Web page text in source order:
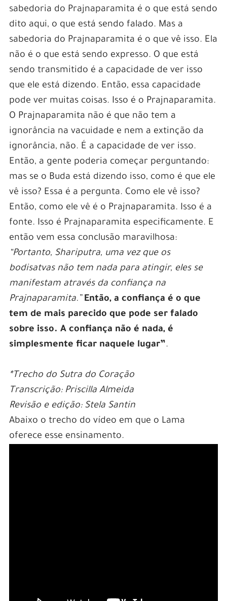
sabedoria do Prajnaparamita é o que está sendo
dito aqui, o que está sendo falado. Mas a
sabedoria do Prajnaparamita é o que vê isso. Ela
não é o que está sendo expresso. O que está
sendo transmitido é a capacidade de ver isso
que ele está dizendo. Então, essa capacidade
pode ver muitas coisas. Isso é o Prajnaparamita.
O Prajnaparamita não é que não tem a
ignorância na vacuidade e nem a extinção da
ignorância, não. É a capacidade de ver isso.
Então, a gente poderia começar perguntando:
mas se o Buda está dizendo isso, como é que ele
vê isso? Essa é a pergunta. Como ele vê isso?
Então, como ele vê é o Prajnaparamita. Isso é a
fonte. Isso é Prajnaparamita especificamente. E
então vem essa conclusão maravilhosa:
“Portanto, Shariputra, uma vez que os
bodisatvas não tem nada para atingir, eles se
manifestam através da confiança na
Prajnaparamita.” Então, a confiança é o que
tem de mais parecido que pode ser falado
sobre isso. A confiança não é nada, é
simplesmente ficar naquele lugar”.
*Trecho do Sutra do Coração
Transcrição: Priscilla Almeida
Revisão e edição: Stela Santin
Abaixo o trecho do vídeo em que o Lama
oferece esse ensinamento.